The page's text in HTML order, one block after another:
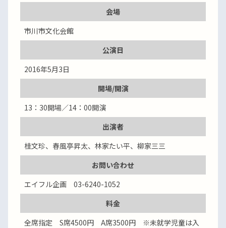
会場
市川市文化会館
公演日
2016年5月3日
開場/開演
13：30開場／14：00開演
出演者
桂文珍、春風亭昇太、林家たい平、柳家三三
お問い合わせ
エイフル企画 03-6240-1052
料金
全席指定 S席4500円 A席3500円 ※未就学児童は入